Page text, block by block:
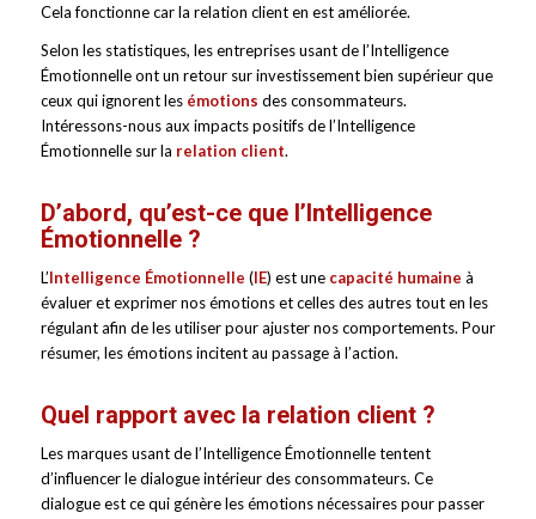
Cela fonctionne car la relation client en est améliorée.
Selon les statistiques, les entreprises usant de l’Intelligence
Émotionnelle ont un retour sur investissement bien supérieur que
ceux qui ignorent les émotions des consommateurs.
Intéressons-nous aux impacts positifs de l’Intelligence
Émotionnelle sur la relation client.
D’abord, qu’est-ce que l’Intelligence
Émotionnelle ?
L’Intelligence Émotionnelle (IE) est une capacité humaine à
évaluer et exprimer nos émotions et celles des autres tout en les
régulant afin de les utiliser pour ajuster nos comportements. Pour
résumer, les émotions incitent au passage à l’action.
Quel rapport avec la relation client ?
Les marques usant de l’Intelligence Émotionnelle tentent
d’influencer le dialogue intérieur des consommateurs. Ce
dialogue est ce qui génère les émotions nécessaires pour passer